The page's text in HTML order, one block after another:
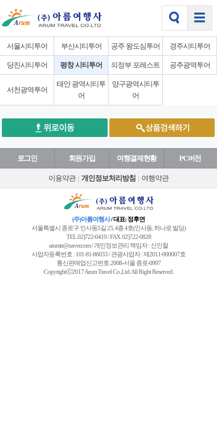
서울시티투어 부산시티투어 공주 왕도심투어 경주시티투어
당진시티투어 평창 시티투어 의정부 포레스트 공주광역투어
서천광역투어
태안 광역시티투
어
양구광역시티투
어
로그인 회원가입 여행결제현황 PC버전
이용약관 | 개인정보처리방침 | 여행약관
(주)아름여행사/ 대표: 정후연
서울특별시 종로구 인사동5길 25, 4층 4호(인사동, 하나로 빌딩)
TEL.02)722-0419 / FAX. 02)722-0828
arumtr@naver.com / 개인정보관리 책임자 : 신인철
사업자등록번호 : 101-81-86033 / 관광사업자 : 제2011-000007호
통신판매업신고번호:2008-서울 종로-0997
Copyrightⓒ2017 Arum Travel Co.,Ltd. All Right Reserved.